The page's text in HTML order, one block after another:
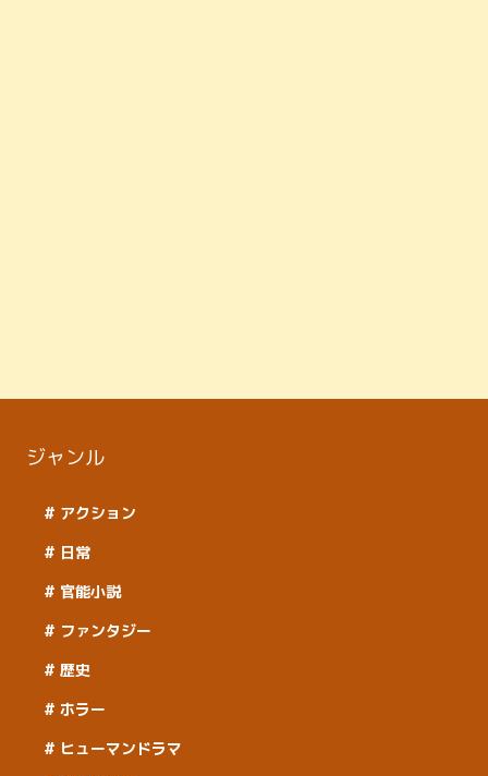
ジャンル
アクション
日常
官能小説
ファンタジー
歴史
ホラー
ヒューマンドラマ